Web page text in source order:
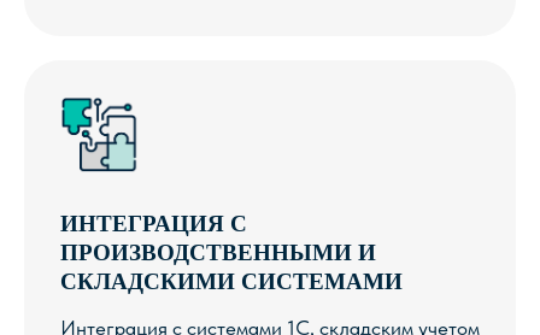
ИНТЕГРАЦИЯ С
ПРОИЗВОДСТВЕННЫМИ И
СКЛАДСКИМИ СИСТЕМАМИ
Интеграция с системами 1С, складским учетом